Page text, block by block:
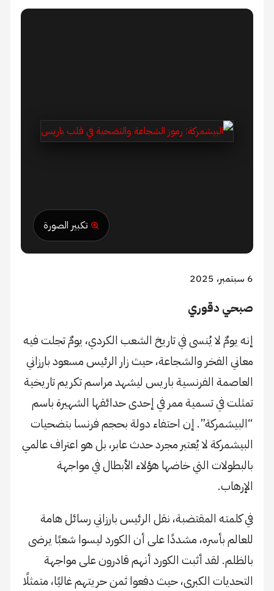
تكبير الصورة
6 سبتمبر، 2025
صبحي دقوري
إنه يومٌ لا يُنسى في تاريخ الشعب الكردي، يومٌ تجلت فيه
معاني الفخر والشجاعة، حيث زار الرئيس مسعود بارزاني
العاصمة الفرنسية باريس ليشهد مراسم تكريم تاريخية
تمثلت في تسمية ممر في إحدى حدائقها الشهيرة باسم
“البيشمركة”. إن احتفاء دولة بحجم فرنسا بتضحيات
البيشمركة لا يُعتبر مجرد حدث عابر، بل هو اعتراف عالمي
بالبطولات التي خاضها هؤلاء الأبطال في مواجهة
الإرهاب.
في كلمته المقتضبة، نقل الرئيس بارزاني رسائل هامة
للعالم بأسره، مشددًا على أن الكورد ليسوا شعبًا يرضى
بالظلم. لقد أثبت الكورد أنهم قادرون على مواجهة
التحديات الكبرى، حيث دفعوا ثمن حريتهم غاليًا، متمثلًا